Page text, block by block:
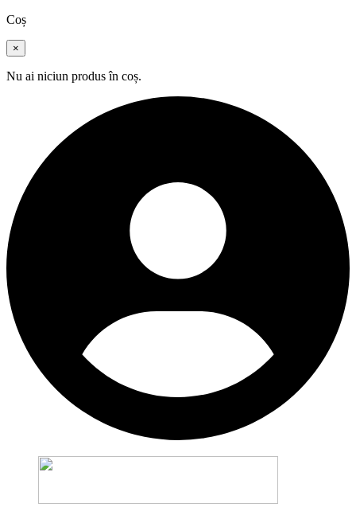
Coș
×
Nu ai niciun produs în coș.